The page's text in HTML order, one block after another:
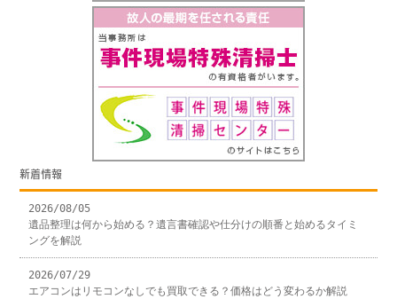
新着情報
2026/08/05
遺品整理は何から始める？遺言書確認や仕分けの順番と始めるタイミ
ングを解説
2026/07/29
エアコンはリモコンなしでも買取できる？価格はどう変わるか解説